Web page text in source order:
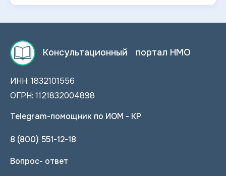
Консультационный портал НМО
ИНН: 1832101556
ОГРН: 1121832004898
Telegram-помощник по ИОМ - КР
8 (800) 551-12-18
Вопрос- ответ